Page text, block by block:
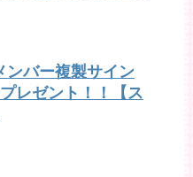
ンバー複製サイン
レゼント！！【ス